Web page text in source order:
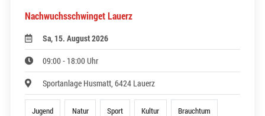
Nachwuchsschwinget Lauerz
Sa, 15. August 2026
09:00 - 18:00 Uhr
Sportanlage Husmatt, 6424 Lauerz
Jugend Natur Sport Kultur Brauchtum